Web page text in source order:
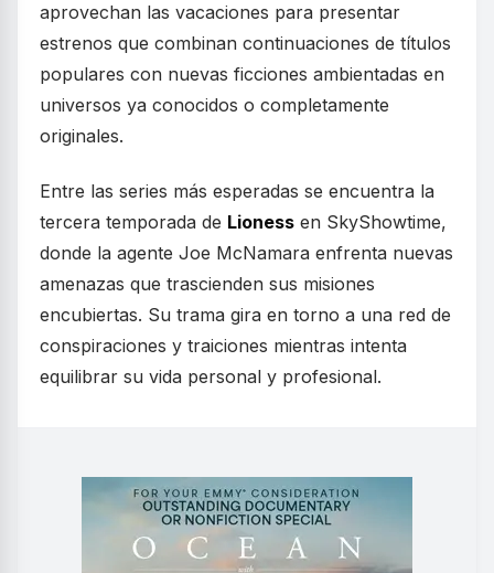
aprovechan las vacaciones para presentar
estrenos que combinan continuaciones de títulos
populares con nuevas ficciones ambientadas en
universos ya conocidos o completamente
originales.
Entre las series más esperadas se encuentra la
tercera temporada de Lioness en SkyShowtime,
donde la agente Joe McNamara enfrenta nuevas
amenazas que trascienden sus misiones
encubiertas. Su trama gira en torno a una red de
conspiraciones y traiciones mientras intenta
equilibrar su vida personal y profesional.